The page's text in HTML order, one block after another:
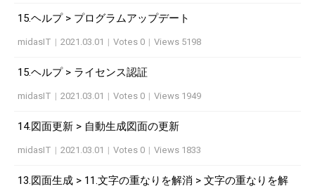
15.ヘルプ > プログラムアップデート
midasIT | 2021.03.01 | Votes 0 | Views 5198
15.ヘルプ > ライセンス認証
midasIT | 2021.03.01 | Votes 0 | Views 1949
14.図面更新 > 自動生成図面の更新
midasIT | 2021.03.01 | Votes 0 | Views 1833
13.図面生成 > 11.文字の重なりを解消 > 文字の重なりを解